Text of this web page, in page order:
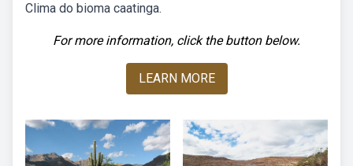
Clima do bioma caatinga.
For more information, click the button below.
LEARN MORE